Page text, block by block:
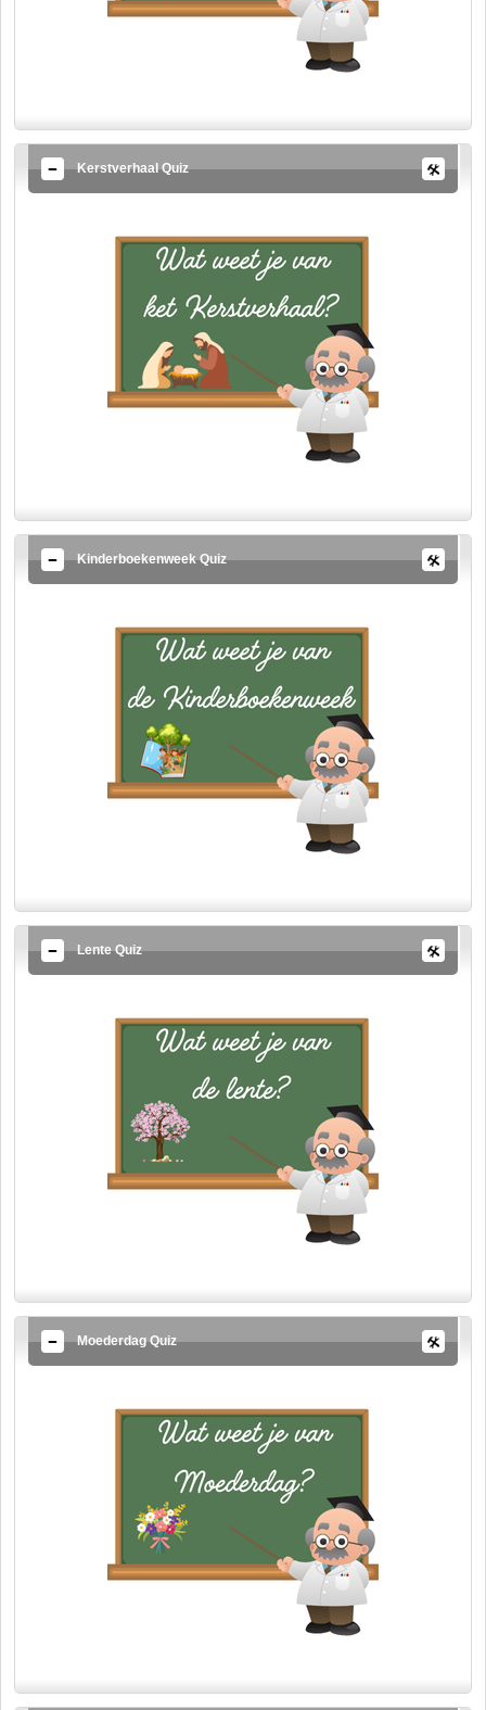
Kerstverhaal Quiz
Kinderboekenweek Quiz
Lente Quiz
Moederdag Quiz